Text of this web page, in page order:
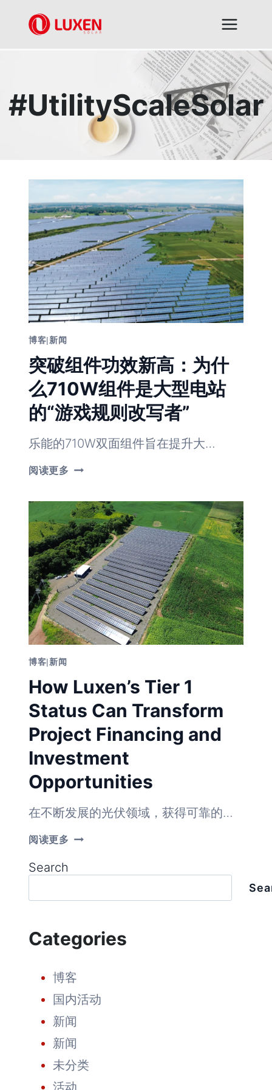
#UtilityScaleSolar
博客|新闻
突破组件功效新高：为什
么710W组件是大型电站
的“游戏规则改写者”
乐能的710W双面组件旨在提升大…
阅读更多 突
件
功
效
新
高：
为
什
么
710W
组
件
是
大
型
规
则
改
写
者”
博客|新闻
How Luxen’s Tier 1
Status Can Transform
Project Financing and
Investment
Opportunities
在不断发展的光伏领域，获得可靠的…
阅读更多 HOW
TRANSFORM
AND
INVESTMENT
Search
Categories
博客
国内活动
新闻
新闻
未分类
活动